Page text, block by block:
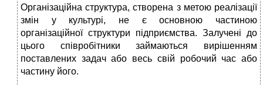
Організаційна структура, створена з метою реалізації
змін у культурі, не є основною частиною
організаційної структури підприємства. Залучені до
цього співробітники займаються вирішенням
поставлених задач або весь свій робочий час або
частину його.